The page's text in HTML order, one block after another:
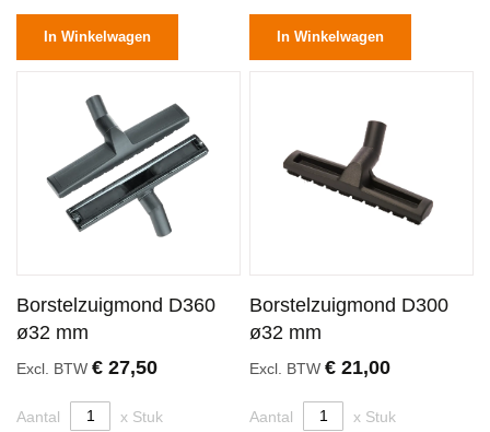
In Winkelwagen In Winkelwagen
Borstelzuigmond D360
ø32 mm
Excl. BTW € 27,50
Aantal x Stuk
Borstelzuigmond D300
ø32 mm
Excl. BTW€ 21,00
Aantal x Stuk